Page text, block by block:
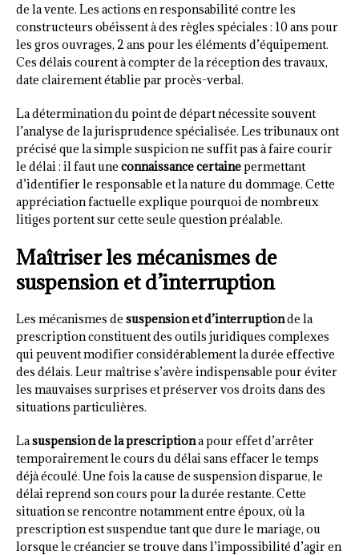
de la vente. Les actions en responsabilité contre les
constructeurs obéissent à des règles spéciales : 10 ans pour
les gros ouvrages, 2 ans pour les éléments d’équipement.
Ces délais courent à compter de la réception des travaux,
date clairement établie par procès-verbal.
La détermination du point de départ nécessite souvent
l’analyse de la jurisprudence spécialisée. Les tribunaux ont
précisé que la simple suspicion ne suffit pas à faire courir
le délai : il faut une connaissance certainepermettant
d’identifier le responsable et la nature du dommage. Cette
appréciation factuelle explique pourquoi de nombreux
litiges portent sur cette seule question préalable.
Maîtriser les mécanismes de
suspension et d’interruption
Les mécanismes de suspension et d’interruptionde la
prescription constituent des outils juridiques complexes
qui peuvent modifier considérablement la durée effective
des délais. Leur maîtrise s’avère indispensable pour éviter
les mauvaises surprises et préserver vos droits dans des
situations particulières.
Lasuspension de la prescriptiona pour effet d’arrêter
temporairement le cours du délai sans effacer le temps
déjà écoulé. Une fois la cause de suspension disparue, le
délai reprend son cours pour la durée restante. Cette
situation se rencontre notamment entre époux, où la
prescription est suspendue tant que dure le mariage, ou
lorsque le créancier se trouve dans l’impossibilité d’agir en